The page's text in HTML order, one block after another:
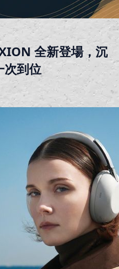
全新登場，沉
次到位